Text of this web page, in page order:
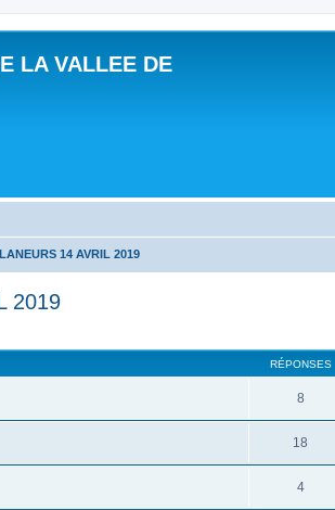
LA VALLEE DE
14 AVRIL 2019
2019
RÉPONSES
8
18
4